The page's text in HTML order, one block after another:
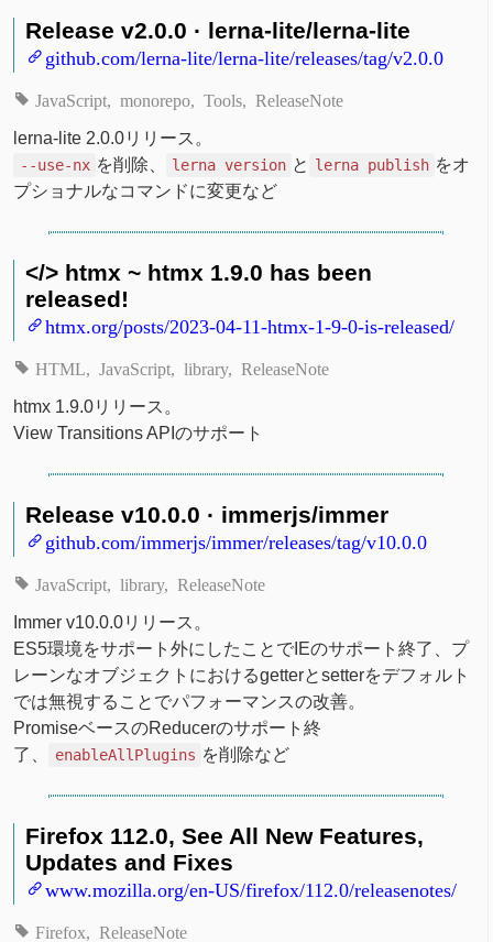
Release v2.0.0 · lerna-lite/lerna-lite
github.com/lerna-lite/lerna-lite/releases/tag/v2.0.0
JavaScript monorepo Tools ReleaseNote
lerna-lite 2.0.0リリース。
--use-nx を削除、 lerna version と lerna publish をオ
プショナルなコマンドに変更など
</> htmx ~ htmx 1.9.0 has been
released!
htmx.org/posts/2023-04-11-htmx-1-9-0-is-released/
HTML JavaScript library ReleaseNote
htmx 1.9.0リリース。
View Transitions APIのサポート
Release v10.0.0 · immerjs/immer
github.com/immerjs/immer/releases/tag/v10.0.0
JavaScript library ReleaseNote
Immer v10.0.0リリース。
ES5環境をサポート外にしたことでIEのサポート終了、プ
レーンなオブジェクトにおけるgetterとsetterをデフォルト
では無視することでパフォーマンスの改善。
PromiseベースのReducerのサポート終
了、
enableAllPlugins を削除など
Firefox 112.0, See All New Features,
Updates and Fixes
www.mozilla.org/en-US/firefox/112.0/releasenotes/
Firefox ReleaseNote